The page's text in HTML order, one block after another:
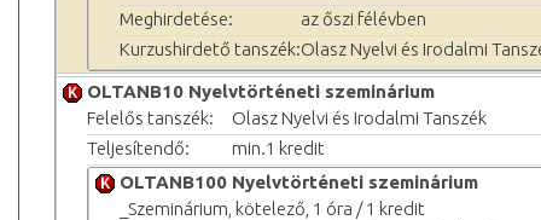
Meghirdetése:
az őszi félévben
Kurzushirdető tanszék:Olasz Nyelvi és Irodalmi
OLTANB10 Nyelvtörténeti szeminárium
Felelős tanszék:
Olasz Nyelvi és Irodalmi Tanszék
Teljesítendő:
min.1 kredit
OLTANB100 Nyelvtörténeti szeminárium
_Szeminárium, kötelező, 1 óra / 1 kredit